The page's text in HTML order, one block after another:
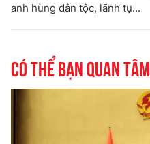
anh hùng dân tộc, lãnh tụ...
Có thể bạn quan tâm